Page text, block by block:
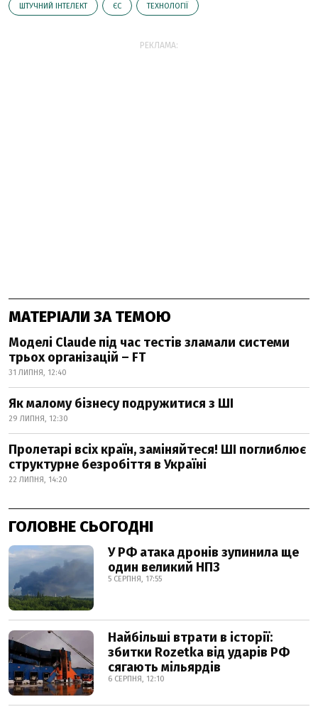
ШТУЧНИЙ ІНТЕЛЕКТ ЄС ТЕХНОЛОГІЇ
РЕКЛАМА:
МАТЕРІАЛИ ЗА ТЕМОЮ
Моделі Claude під час тестів зламали системи
трьох організацій – FT
31 ЛИПНЯ, 12:40
Як малому бізнесу подружитися з ШІ
29 ЛИПНЯ, 12:30
Пролетарі всіх країн, заміняйтеся! ШІ поглиблює
структурне безробіття в Україні
22 ЛИПНЯ, 14:20
ГОЛОВНЕ СЬОГОДНІ
У РФ атака дронів зупинила ще
один великий НПЗ
5 СЕРПНЯ, 17:55
Найбільші втрати в історії:
збитки Rozetka від ударів РФ
сягають мільярдів
6 СЕРПНЯ, 12:10